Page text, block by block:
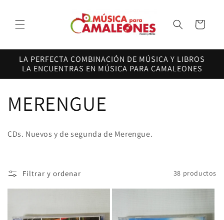
al contenido
Carrito
LA PERFECTA COMBINACIÓN DE MÚSICA Y LIBROS
LA ENCUENTRAS EN MÚSICA PARA CAMALEONES
C
o
e
MERENGUE
CDs. Nuevos y de segunda de Merengue.
Filtrar y ordenar 38 productos